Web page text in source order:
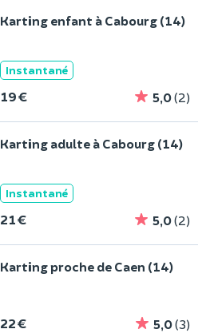
Karting enfant à Cabourg (14)
Instantané
19 € 5,0(2)
Karting adulte à Cabourg (14)
Instantané
21 € 5,0(2)
Karting proche de Caen (14)
22 € 5,0(3)